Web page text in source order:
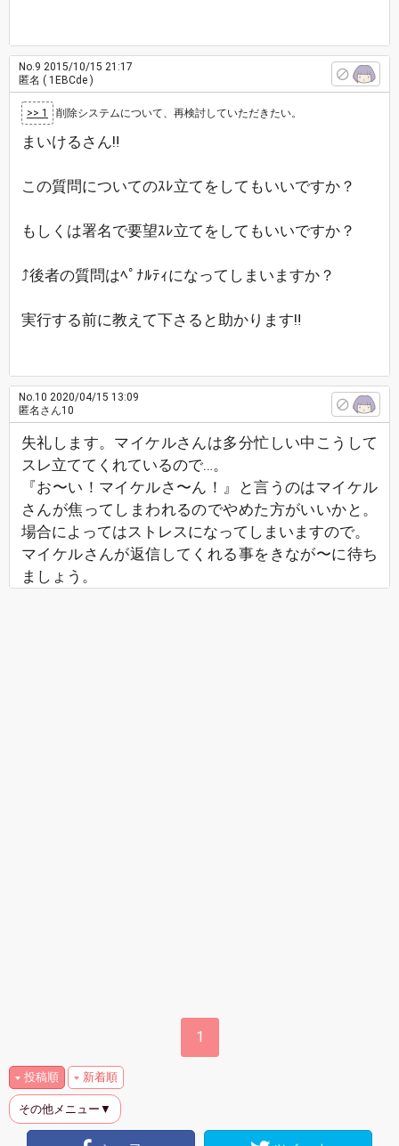
No.9 2015/10/15 21:17
匿名 ( 1EBCde )
>> 1 削除システムについて、再検討していただきたい。
まいけるさん‼
この質問についてのｽﾚ立てをしてもいいですか？
もしくは署名で要望ｽﾚ立てをしてもいいですか？
⤴後者の質問はﾍﾟﾅﾙﾃｨになってしまいますか？
実行する前に教えて下さると助かります‼
No.10 2020/04/15 13:09
匿名さん10
失礼します。マイケルさんは多分忙しい中こうして
スレ立ててくれているので…。
『お〜い！マイケルさ〜ん！』と言うのはマイケル
さんが焦ってしまわれるのでやめた方がいいかと。
場合によってはストレスになってしまいますので。
マイケルさんが返信してくれる事をきなが〜に待ち
ましょう。
1
投稿順 新着順
その他メニュー▼